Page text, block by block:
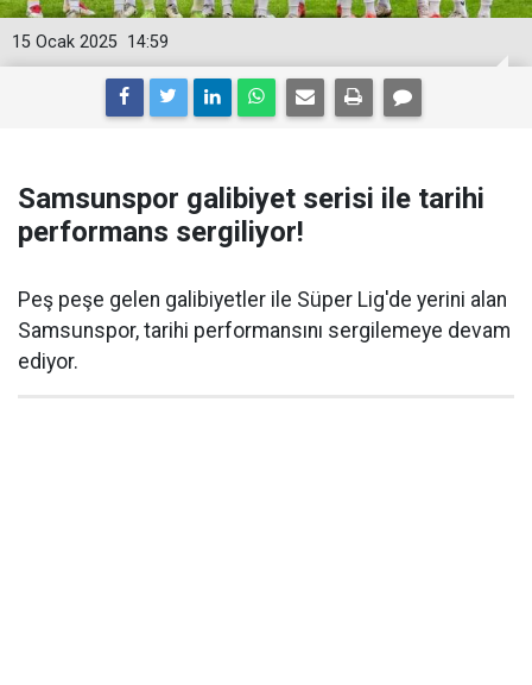
14:59
15 Ocak 2025
Samsunspor galibiyet serisi ile tarihi
performans sergiliyor!
Peş peşe gelen galibiyetler ile Süper Lig'de yerini alan
Samsunspor, tarihi performansını sergilemeye devam
ediyor.